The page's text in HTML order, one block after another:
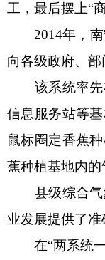
工，最后摆上“
2014年，
向各级政府、
该系统率
信息服务站等
鼠标圈定香蕉
蕉种植基地内
县级综合
业发展提供了
在“两系统